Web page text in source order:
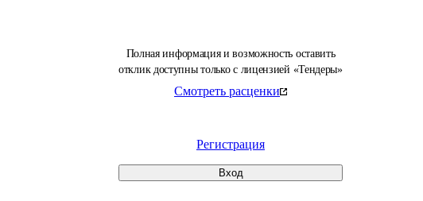
Полная информация и возможность оставить
отклик доступны только с лицензией «Тендеры»
Смотреть расценки
Регистрация
Вход